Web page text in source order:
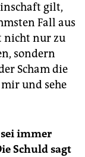
gilt,
Fall aus
nicht nur zu
sondern
Scham die
und sehe
immer
Schuld sagt